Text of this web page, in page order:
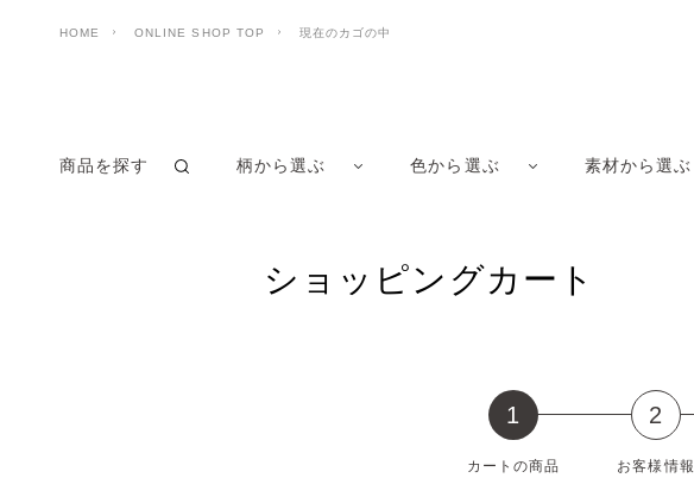
HOME ONLINE SHOP TOP 現在のカゴの中
商品を探す 柄から選ぶ 色から選ぶ 素材から選ぶ
ショッピングカート
1
カートの商品
2
お客様情報